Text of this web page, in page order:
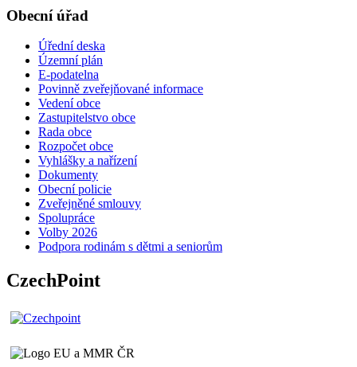
Obecní úřad
Úřední deska
Územní plán
E-podatelna
Povinně zveřejňované informace
Vedení obce
Zastupitelstvo obce
Rada obce
Rozpočet obce
Vyhlášky a nařízení
Dokumenty
Obecní policie
Zveřejněné smlouvy
Spolupráce
Volby 2026
Podpora rodinám s dětmi a seniorům
CzechPoint